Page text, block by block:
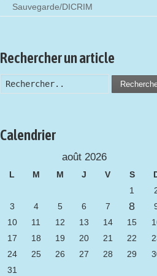
Sauvegarde/DICRIM
Rechercher un article
Calendrier
août 2026
L M M J V S
1
3
4 5 6 7 8
10
11 12 13 14 15
17
18 19 20 21 22
24
25 26 27 28 29
31